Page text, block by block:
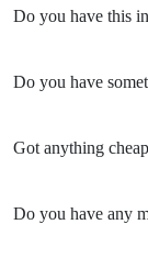
Do you have this
Do you have
Got anything
Do you have any